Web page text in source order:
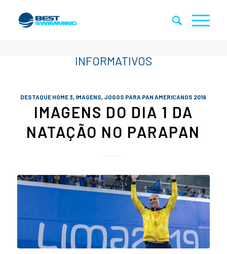
DESTAQUE HOME 3, IMAGENS, JOGOS PARA PAN AMERICANOS 2019
IMAGENS DO DIA 1 DA
NATAÇÃO NO PARAPAN